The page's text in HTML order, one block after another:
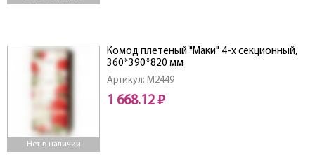
Нет в наличии
Артикул: M2449
Комод плетеный "Маки" 4-х секционный,
360*390*820 мм
1 668.12 ₽